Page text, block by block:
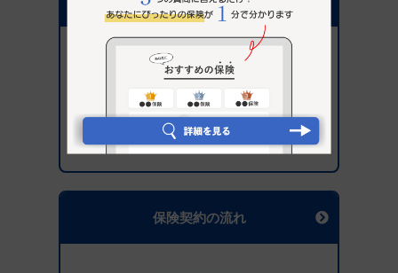
が選ばれている理由
保険契約の流れ